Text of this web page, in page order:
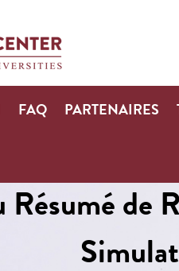
FAQ PARTENAIRES
Résumé